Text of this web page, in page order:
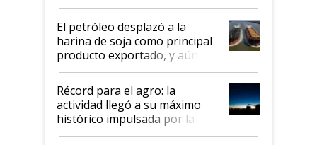
El petróleo desplazó a la
harina de soja como principal
producto exportado, y aún así
el agro aportó casi seis de cada
diez dólares y sostuvo el
liderazgo en un semestre
récord
Récord para el agro: la
actividad llegó a su máximo
histórico impulsada por la
cosecha y las exportaciones